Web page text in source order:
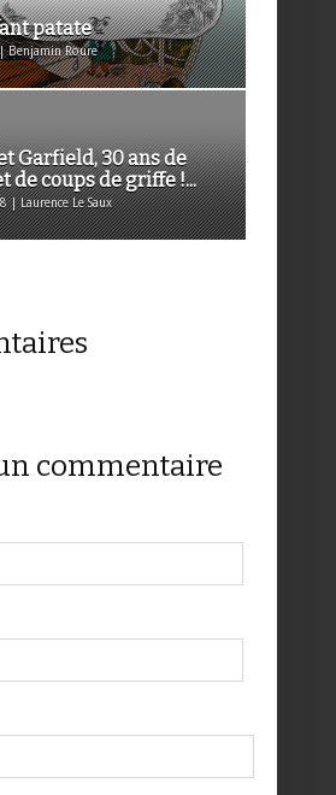
patate
Benjamin Roure
Garfield, 30 ans de
de coups de griffe !...
| Laurence Le Saux
commentaire